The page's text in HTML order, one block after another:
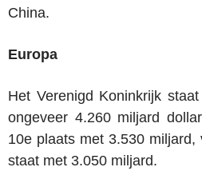
China.
Europa
Het Verenigd Koninkrijk
ongeveer 4.260 miljard
10e plaats met 3.530
staat met 3.050 miljard.